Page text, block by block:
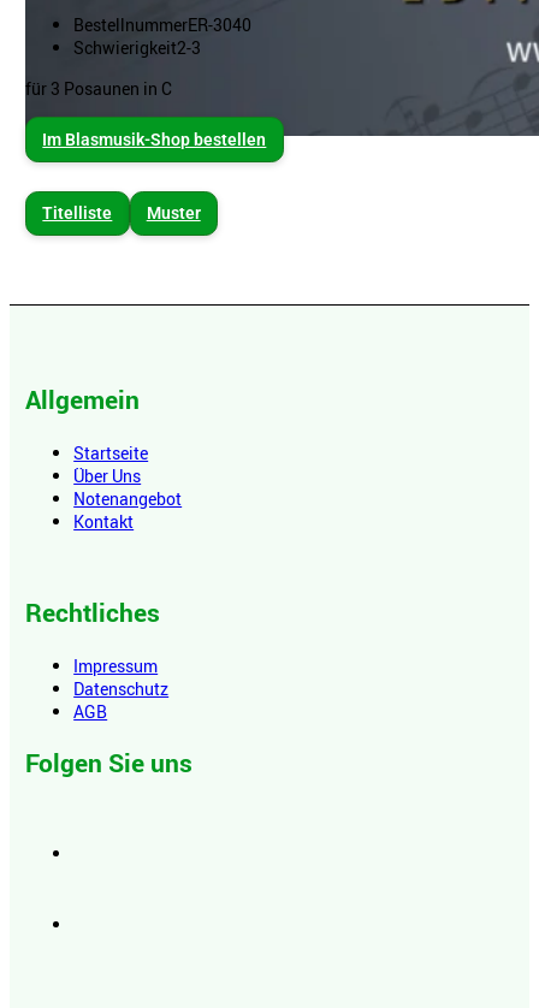
BestellnummerER-3040
Schwierigkeit2-3
für 3 Posaunen in C
Im Blasmusik-Shop bestellen
Titelliste Muster
Allgemein
Startseite
Über Uns
Notenangebot
Kontakt
Rechtliches
Impressum
Datenschutz
AGB
Folgen Sie uns